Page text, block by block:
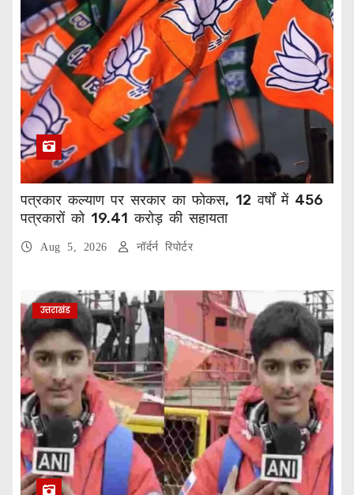
पत्रकार कल्याण पर सरकार का फोकस, 12 वर्षों में 456
पत्रकारों को 19.41 करोड़ की सहायता
Aug 5, 2026 नॉर्दर्न रिपोर्टर
उत्तराखंड